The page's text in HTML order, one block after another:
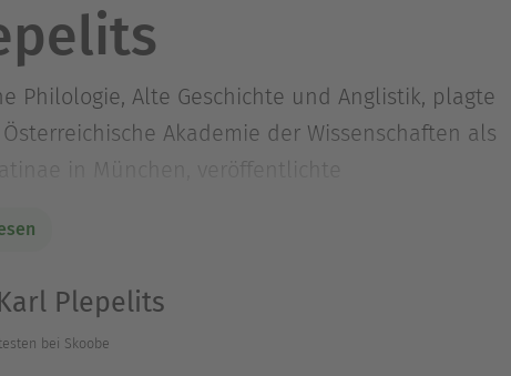
Philologie, Alte Geschichte und Anglistik, plagte
Akademie der Wissenschaften als
in München, veröffentlichte
im Hiersemann Verlag, Stuttgart).
Plepelits
bei Skoobe